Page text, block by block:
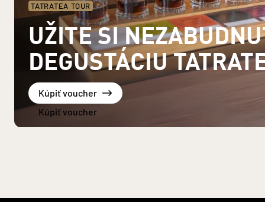
TATRATEA TOUR
UŽITE SI
DEGUSTÁCIU
Kúpiť voucher